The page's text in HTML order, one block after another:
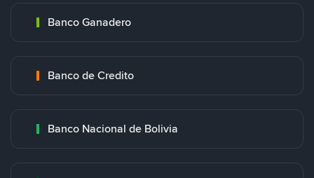
Banco Ganadero
Banco de Credito
Banco Nacional de Bolivia